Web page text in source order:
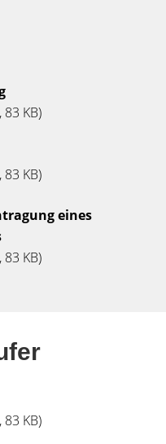
83 KB)
83 KB)
eines
83 KB)
83 KB)